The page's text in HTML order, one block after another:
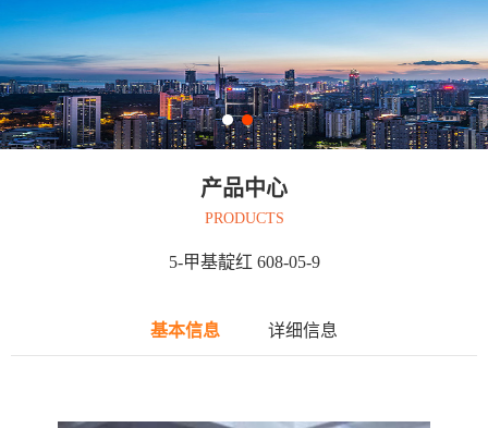
产品中心
PRODUCTS
5-甲基靛红 608-05-9
基本信息 详细信息